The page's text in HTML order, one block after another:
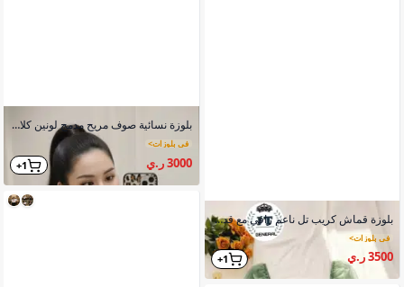
بلوزة قماش كريب تل ناعم راقي مع قدرة التحكم باليدات
في بلوزات>
3500 ر.ي 1+
بلوزة نسائية صوف مريح مدمج لونين كلاسك عصري
في بلوزات>
3000 ر.ي 1+